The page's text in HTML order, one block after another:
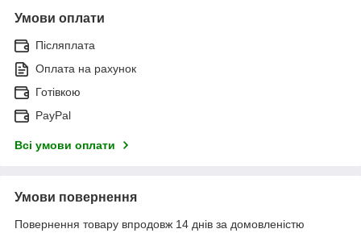
Умови оплати
Післяплата
Оплата на рахунок
Готівкою
PayPal
Всі умови оплати
Умови повернення
Повернення товару впродовж 14 днів за домовленістю